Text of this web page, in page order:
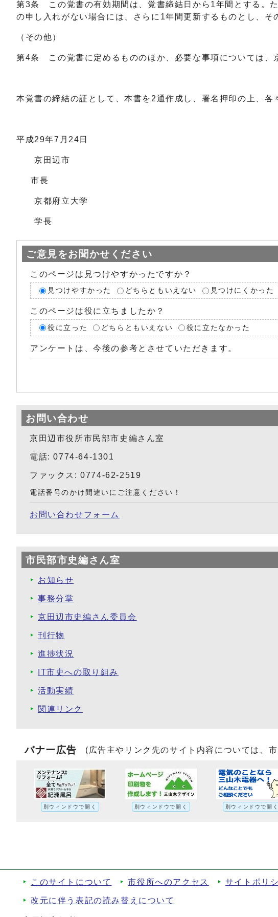
第3条 この覚書の有効期間は、覚書締結日から1年間とする。
の申し入れがない場合には、さらに1年間更新するものとし、そ
（その他）
第4条 この覚書に定めるもののほか、必要な事項については、
本覚書の締結の証として、本書を2通作成し、署名押印の上、各
平成29年7月24日
京田辺市
市長
京都府立大学
学長
ご意見をお聞かせください
このページは見つけやすかったですか？
見つけやすかった どちらともいえない 見つけにくかった
このページは役に立ちましたか？
役に立った どちらともいえない 役に立たなかった
アンケートは、今後の参考とさせていただきます。
お問い合わせ
京田辺市役所市民部市史編さん室
電話: 0774-64-1301
ファックス: 0774-62-2519
電話番号のかけ間違いにご注意ください！
お問い合わせフォーム
市民部市史編さん室
お知らせ
事務分掌
京田辺市史編さん委員会
刊行物
進捗状況
IT市史への取り組み
活動実績
関連リンク
バナー広告 (広告主やリンク先のサイト内容については、
別ウィンドウで開く 別ウィンドウで開く 別ウィンドウで開く
このサイトについて 市役所へのアクセス サイトポリ
改元に伴う表記の読み替えについて